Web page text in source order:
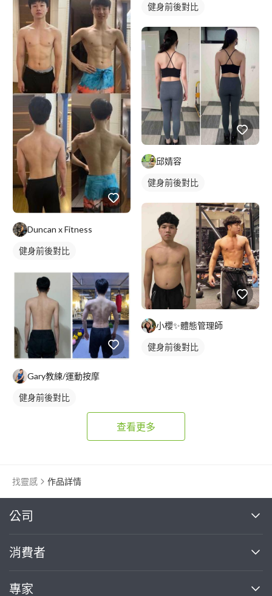
Duncan x Fitness
健身前後對比
Gary教練/運動按摩
健身前後對比
健身前後對比
邱婧容
健身前後對比
小櫻✨體態管理師
健身前後對比
查看更多
找靈感 作品詳情
公司
關於我們
消費者
買服務
專家
繼續完成